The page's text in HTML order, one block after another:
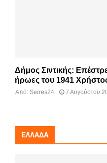
Δήμος Σιντικής:
ήρωες του 1941
Από: Serres24 7 Αυγούστου
ΕΛΛΆΔΑ